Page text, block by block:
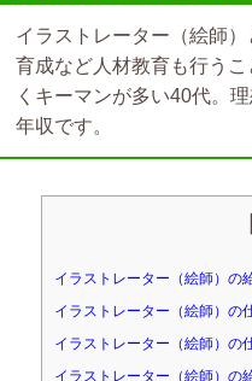
イラストレーター（絵師
育成など人材教育も行う
くキーマンが多い40代。
年収です。
イラストレーター（絵師）の
イラストレーター（絵師）の
イラストレーター（絵師）の
イラストレーター（絵師）の